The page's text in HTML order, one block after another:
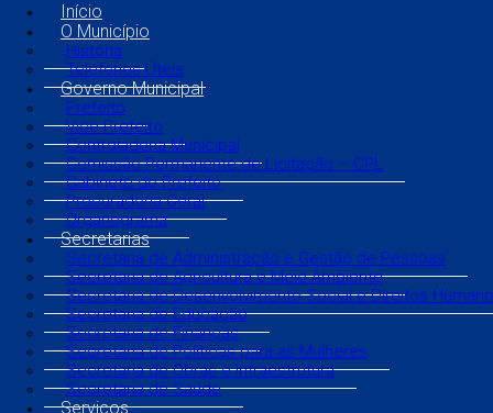
Início
O Município
História
Telefones Úteis
Governo Municipal
Prefeito
Vice Prefeito
Controladoria Municipal
Comissão Permanente de Licitação – CPL
Gabinete do Prefeito
Procuradoria Geral
Organograma
Secretarias
Secretaria de Administração e Gestão de Pessoas
Secretaria de Agricultura e Meio Ambiente
Secretaria de Desenvolvimento Social e Direitos
Secretaria de Educação
Secretaria de Finanças
Secretaria de Políticas para as Mulheres
Secretaria de Obras e Infraestrutura
Secretaria de Saúde
Serviços